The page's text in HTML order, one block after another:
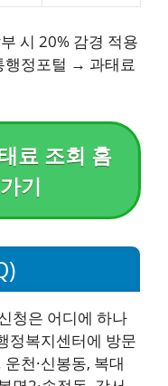
시 20% 감경 적용
행정포털 → 과태료
료 조회 홈
기
청은 어디에 하나
정복지센터에 방문
천·신봉동, 복대